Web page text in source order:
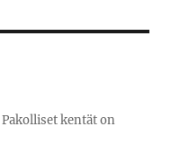
Pakolliset kentät on